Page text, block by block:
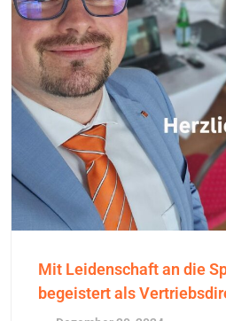
Mit Leidenschaft an die
begeistert als